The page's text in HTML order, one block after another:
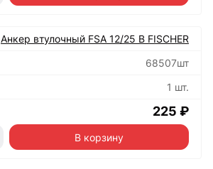
Анкер втулочный FSA 12/25 B FISCHER
68507шт
1 шт.
225 ₽
В корзину